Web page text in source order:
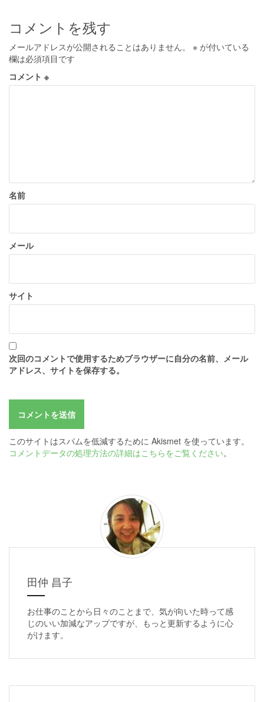
コメントを残す
メールアドレスが公開されることはありません。 ※ が付いている
欄は必須項目です
コメント ※
名前
メール
サイト
次回のコメントで使用するためブラウザーに自分の名前、メール
アドレス、サイトを保存する。
このサイトはスパムを低減するために Akismet を使っています。
コメントデータの処理方法の詳細はこちらをご覧ください。
田仲 昌子
お仕事のことから日々のことまで、気が向いた時って感
じのいい加減なアップですが、もっと更新するように心
がけます。